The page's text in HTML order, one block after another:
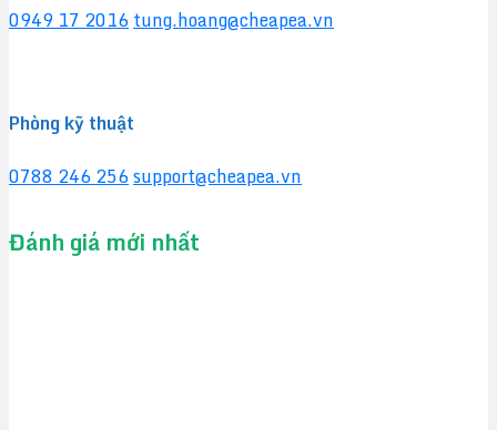
0949 17 2016tung.hoang@cheapea.vn
Phòng kỹ thuật
0788 246 256support@cheapea.vn
Đánh giá mới nhất